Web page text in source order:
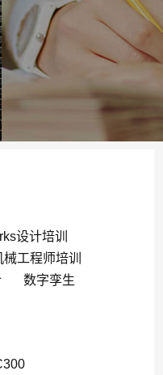
设计培训
械工程师培训
数字孪生